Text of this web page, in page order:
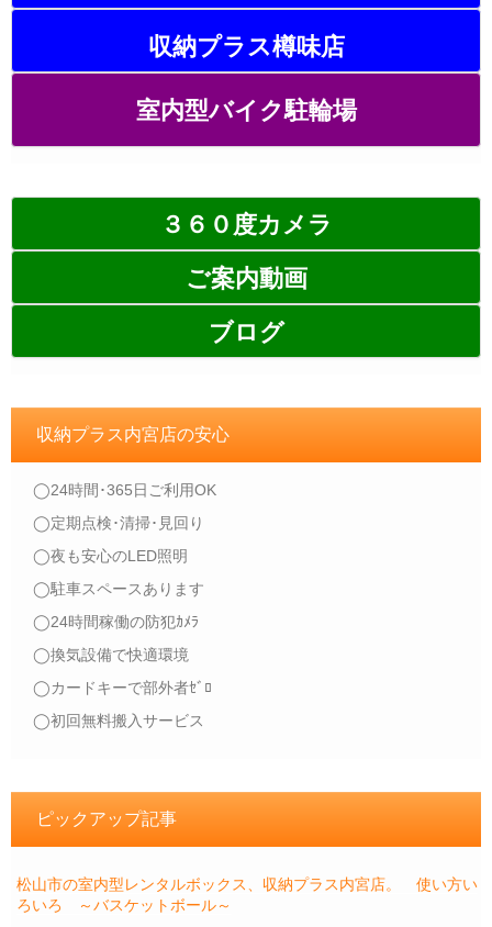
収納プラス樽味店
室内型バイク駐輪場
３６０度カメラ
ご案内動画
ブログ
収納プラス内宮店の安心
◯24時間･365日ご利用OK
◯定期点検･清掃･見回り
◯夜も安心のLED照明
◯駐車スペースあります
◯24時間稼働の防犯ｶﾒﾗ
◯換気設備で快適環境
◯カードキーで部外者ｾﾞﾛ
◯初回無料搬入サービス
ピックアップ記事
松山市の室内型レンタルボックス、収納プラス内宮店。 使い方い
ろいろ ～バスケットボール～